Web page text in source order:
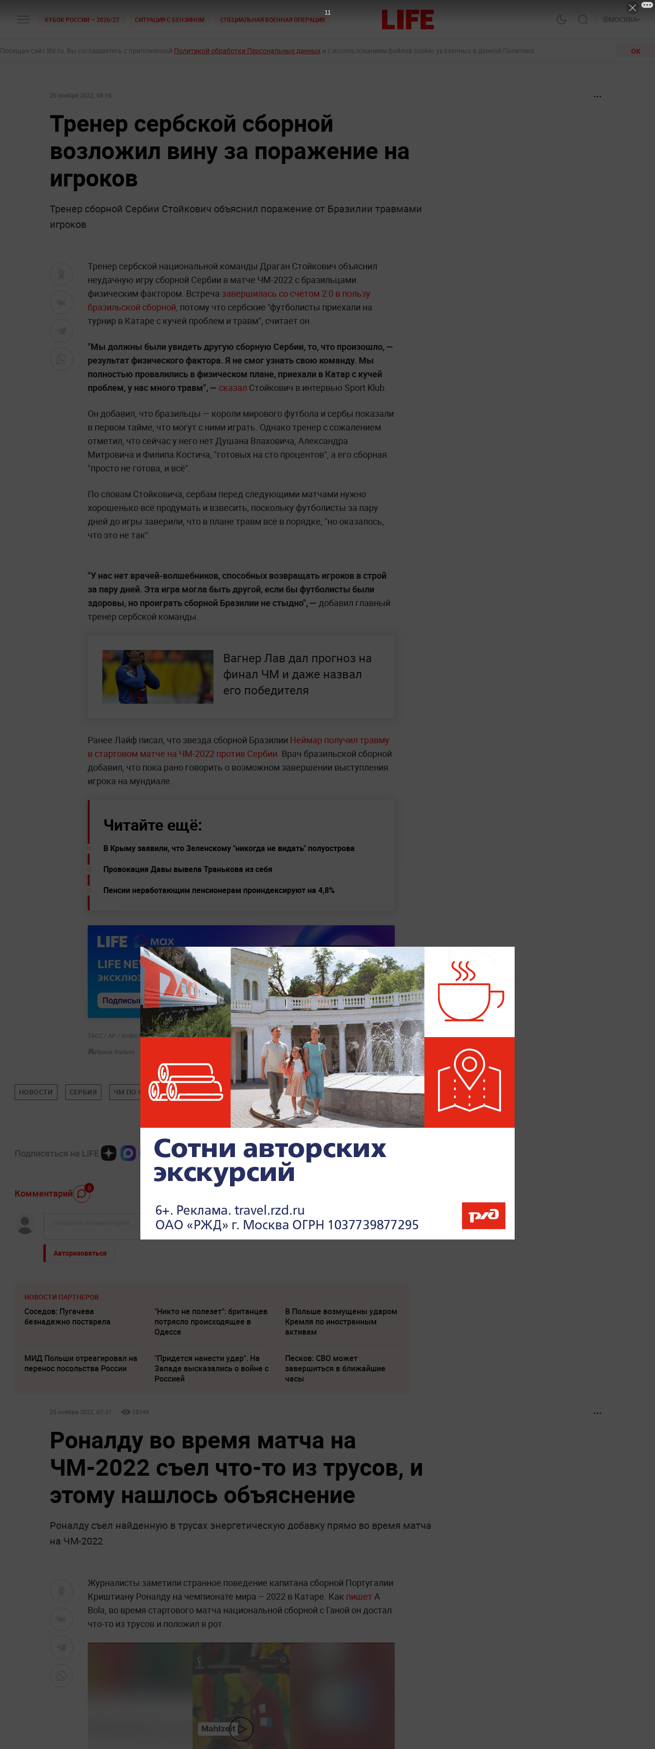
КУБОК РОССИИ — 2026/27 СИТУАЦИЯ С БЕНЗИНОМ СПЕЦИАЛЬНАЯ ВОЕННАЯ ОПЕРАЦИЯ МОСКВА
Посещая сайт life.ru, Вы соглашаетесь с приложенной Политикой обработки Персональных данных и с использованием файлов cookie, указанных в данной Политике. ОК
25 ноября 2022, 08:16
Тренер сербской сборной
возложил вину за поражение на
игроков
Тренер сборной Сербии Стойкович объяснил поражение от Бразилии травмами
игроков
Тренер сербской национальной команды Драган Стойкович объяснил
неудачную игру сборной Сербии в матче ЧМ-2022 с бразильцами
физическим фактором. Встреча завершилась со счётом 2:0 в пользу
бразильcкой сборной, потому что сербские "футболисты приехали на
турнир в Катаре с кучей проблем и травм", считает он.
"Мы должны были увидеть другую сборную Сербии, то, что произошло, —
результат физического фактора. Я не смог узнать свою команду. Мы
полностью провалились в физическом плане, приехали в Катар с кучей
проблем, у нас много травм", — сказал Стойкович в интервью Sport Klub.
Он добавил, что бразильцы — короли мирового футбола и сербы показали
в первом тайме, что могут с ними играть. Однако тренер с сожалением
отметил, что сейчас у него нет Душана Влаховича, Александра
Митровича и Филипа Костича, "готовых на сто процентов", а его сборная
"просто не готова, и всё".
По словам Стойковича, сербам перед следующими матчами нужно
хорошенько всё продумать и взвесить, поскольку футболисты за пару
дней до игры заверили, что в плане травм всё в порядке, "но оказалось,
что это не так".
"У нас нет врачей-волшебников, способных возвращать игроков в строй
за пару дней. Эта игра могла быть другой, если бы футболисты были
здоровы, но проиграть сборной Бразилии не стыдно", — добавил главный
тренер сербской команды.
Вагнер Лав дал прогноз на
финал ЧМ и даже назвал
его победителя
Ранее Лайф писал, что звезда сборной Бразилии Неймар получил травму
в стартовом матче на ЧМ-2022 против Сербии. Врач бразильской сборной
добавил, что пока рано говорить о возможном завершении выступления
игрока на мундиале.
Читайте ещё:
В Крыму заявили, что Зеленскому "никогда не видать" полуострова
Провокация Давы вывела Транькова из себя
Пенсии неработающим пенсионерам проиндексируют на 4,8%
ТАСС / AP / Andre Penner
Ирина Фальке
НОВОСТИ СЕРБИЯ ЧМ ПО ФУТБОЛУ В КАТАРЕ БРАЗИЛИЯ СПОРТ
Подписаться на LIFE
Комментарий 0
Авторизоваться
НОВОСТИ ПАРТНЕРОВ
Соседов: Пугачева
безнадежно постарела
"Никто не полезет": британцев
потрясло происходящее в
Одессе
В Польше возмущены ударом
Кремля по иностранным
активам
МИД Польши отреагировал на
перенос посольства России
"Придется нанести удар". На
Западе высказались о войне с
Россией
Песков: СВО может
завершиться в ближайшие
часы
25 ноября 2022, 07:37 18749
Роналду во время матча на
ЧМ-2022 съел что-то из трусов, и
этому нашлось объяснение
Роналду съел найденную в трусах энергетическую добавку прямо во время матча
на ЧМ-2022
Журналисты заметили странное поведение капитана сборной Португалии
Криштиану Роналду на чемпионате мира – 2022 в Катаре. Как пишет A
Bola, во время стартового матча национальной сборной с Ганой он достал
что-то из трусов и положил в рот.
10